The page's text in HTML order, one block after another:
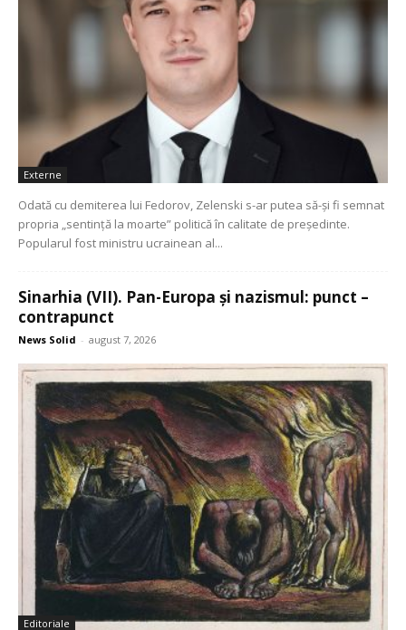
Externe
Odată cu demiterea lui Fedorov, Zelenski s-ar putea să-și fi semnat
propria „sentință la moarte” politică în calitate de președinte.
Popularul fost ministru ucrainean al...
Sinarhia (VII). Pan-Europa și nazismul: punct –
contrapunct
News Solid - august 7, 2026
Editoriale